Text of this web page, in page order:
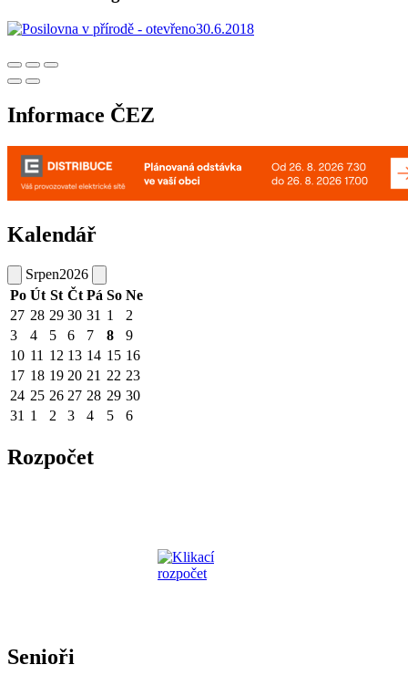
Informace ČEZ
Kalendář
Srpen2026
Po Út St Čt Pá So Ne
27 28 29 30 31 1
2
3
4 5 6 7 8
9
10 11 12 13 14 15 16
17 18 19 20 21 22 23
24 25 26 27 28 29 30
31 1 2 3 4 5 6
Rozpočet
Senioři